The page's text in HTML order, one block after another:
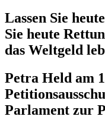
Lassen Sie
Sie heute
das Weltgeld
Petra Held am
Parlament zur